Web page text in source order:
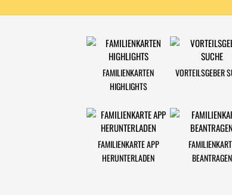
FAMILIENKARTEN
HIGHLIGHTS
VORTEILSGEBER
FAMILIENKARTE APP
HERUNTERLADEN
BEANTRAGEN